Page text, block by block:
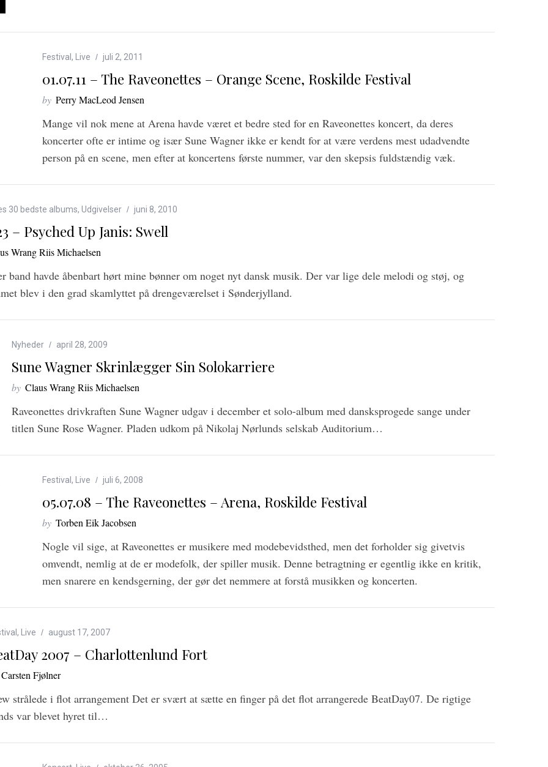
Festival , Live juli 2, 2011
01.07.11 – The Raveonettes – Orange Scene, Roskilde Festival
by Perry MacLeod Jensen
Mange vil nok mene at Arena havde været et bedre sted for en Raveonettes koncert, da deres
koncerter ofte er intime og især Sune Wagner ikke er kendt for at være verdens mest udadvendte
person på en scene, men efter at koncertens første nummer, var den skepsis fuldstændig væk.
30 bedste albums, Udgivelser juni 8, 2010
– Psyched Up Janis: Swell
Wrang Riis Michaelsen
band havde åbenbart hørt mine bønner om noget nyt dansk musik. Der var lige dele melodi og støj, og
blev i den grad skamlyttet på drengeværelset i Sønderjylland.
Nyheder april 28, 2009
Sune Wagner Skrinlægger Sin Solokarriere
by Claus Wrang Riis Michaelsen
Raveonettes drivkraften Sune Wagner udgav i december et solo-album med dansksprogede sange under
titlen Sune Rose Wagner. Pladen udkom på Nikolaj Nørlunds selskab Auditorium…
Festival , Live juli 6, 2008
05.07.08 – The Raveonettes – Arena, Roskilde Festival
by Torben Eik Jacobsen
Nogle vil sige, at Raveonettes er musikere med modebevidsthed, men det forholder sig givetvis
omvendt, nemlig at de er modefolk, der spiller musik. Denne betragtning er egentlig ikke en kritik,
men snarere en kendsgerning, der gør det nemmere at forstå musikken og koncerten.
, Live august 17, 2007
2007 – Charlottenlund Fort
Carsten Fjølner
strålede i flot arrangement Det er svært at sætte en finger på det flot arrangerede BeatDay07. De rigtige
var blevet hyret til…